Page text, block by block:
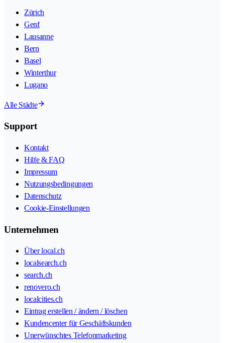
Zürich
Genf
Lausanne
Bern
Basel
Winterthur
Lugano
Alle Städte
Support
Kontakt
Hilfe & FAQ
Impressum
Nutzungsbedingungen
Datenschutz
Cookie-Einstellungen
Unternehmen
Über local.ch
localsearch.ch
search.ch
renovero.ch
localcities.ch
Eintrag erstellen / ändern / löschen
Kundencenter für Geschäftskunden
Unerwünschtes Telefonmarketing